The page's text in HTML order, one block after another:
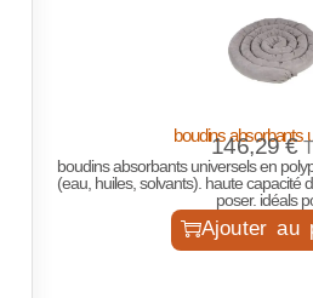
boudins absorbants
146,29€
boudins absorbants universels en
(eau, huiles, solvants). haute capacité
poser. idéals
Ajouter au